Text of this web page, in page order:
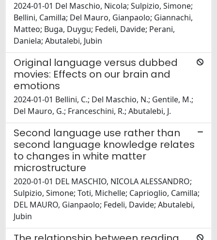
2024-01-01 Del Maschio, Nicola; Sulpizio, Simone;
Bellini, Camilla; Del Mauro, Gianpaolo; Giannachi,
Matteo; Buga, Duygu; Fedeli, Davide; Perani,
Daniela; Abutalebi, Jubin
Original language versus dubbed
movies: Effects on our brain and
emotions
2024-01-01 Bellini, C.; Del Maschio, N.; Gentile, M.;
Del Mauro, G.; Franceschini, R.; Abutalebi, J.
Second language use rather than
second language knowledge relates
to changes in white matter
microstructure
2020-01-01 DEL MASCHIO, NICOLA ALESSANDRO;
Sulpizio, Simone; Toti, Michelle; Caprioglio, Camilla;
DEL MAURO, Gianpaolo; Fedeli, Davide; Abutalebi,
Jubin